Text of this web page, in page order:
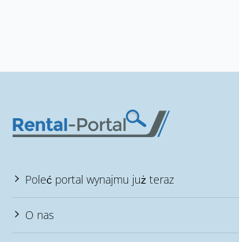
Poleć portal wynajmu już teraz
O nas